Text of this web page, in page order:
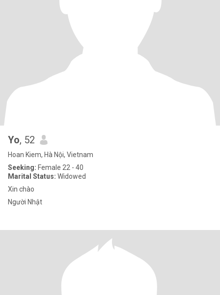
Yo, 52
Hoan Kiem, Hà Nội, Vietnam
Seeking: Female 22 - 40
Marital Status: Widowed
Xin chào
Người Nhật